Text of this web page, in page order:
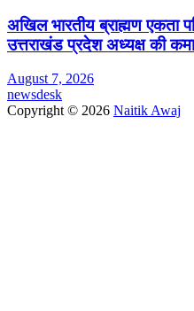
अखिल भारतीय ब्राह्मण एकता
उत्तराखंड प्रदेश अध्यक्ष की
August 7, 2026
newsdesk
Copyright © 2026 Naitik Awaj